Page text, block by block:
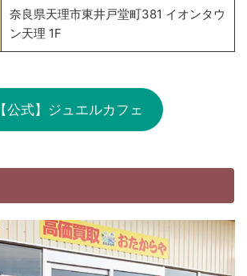
奈良県天理市東井戸堂町381 イオンタウ
ン天理 1F
【公式】ジュエルカフェ